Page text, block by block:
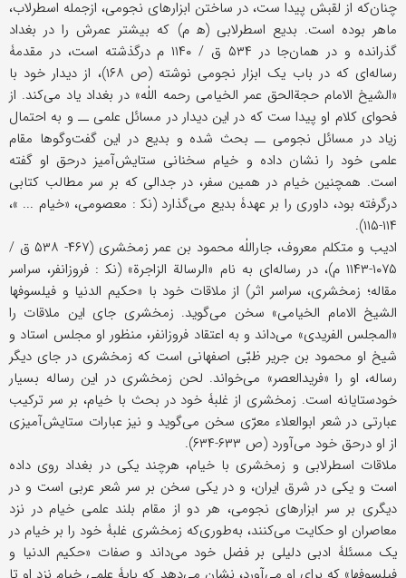
چنان‌که از لقبش پیدا ست، در ساختن ابزارهای نجومی، ازجمله اسطرلاب،
ماهر بوده است. بدیع اسطرلابی (ه‍ ‌م) که بیشتر عمرش را در بغداد
گذرانده و در همان‌جا در ۵۳۴ ق / ۱۱۴۰ م درگذشته است، در مقدمۀ
رساله‌ای که در باب یک ابزار نجومی نوشته (ص ۱۶۸)، از دیدار خود با
«الشیخ الامام حجة‌الحق عمر الخیامی رحمه‌ اللٰه» در بغداد یاد می‌کند. از
فحوای کلام او پیدا ست که در این دیدار در مسائل علمی ــ و به احتمال
زیاد در مسائل نجومی ــ بحث شده و بدیع در این گفت‌وگوها مقام
علمی خود را نشان داده و خیام سخنانی ستایش‌آمیز درحق او گفته
است. همچنین خیام در همین سفر، در جدالی که بر سر مطالب کتابی
درگرفته بود، داوری را بر عهدۀ بدیع می‌گذارد (نک‍ : معصومی، «خیام ... »،
۱۱۴-۱۱۵).
ادیب و متکلم معروف، جاراللٰه محمود بن عمر زمخشری (۴۶۷- ۵۳۸ ق /
۱۰۷۵-۱۱۴۳ م)، در رساله‌ای به نام «الرسالة الزاجرة» (نک‍ : فروزانفر، سراسر
مقاله؛ زمخشری، سراسر اثر) از ملاقات خود با «حکیم الدنیا و فیلسوفها
الشیخ الامام الخیامی» سخن می‌گوید. زمخشری جای این ملاقات را
«المجلس الفریدی» می‌داند و به اعتقاد فروزانفر، منظور او مجلس استاد و
شیخ او محمود بن جریر ظبّی اصفهانی است که زمخشری در جای دیگر
رساله، او را «فریدالعصر» می‌خواند. لحن زمخشری در این رساله بسیار
خودستایانه است. زمخشری از غلبۀ خود در بحث با خیام، بر سر ترکیب
عبارتی در شعر ابوالعلاء معرّی سخن می‌گوید و نیز عبارات ستایش‌آمیزی
از او درحق خود می‌آورد (ص ۶۳۳-۶۳۴).
ملاقات اسطرلابی و زمخشری با خیام، هرچند یکی در بغداد روی داده
است و یکی در شرق ایران، و در یکی سخن بر سر شعر عربی است و در
دیگری بر سر ابزارهای نجومی، هر دو از مقام بلند علمی خیام در نزد
معاصران او حکایت می‌کنند، به‌طوری‌که زمخشری غلبۀ خود را بر خیام در
یک مسئلۀ ادبی دلیلی بر فضل خود می‌داند و صفات «حکیم الدنیا و